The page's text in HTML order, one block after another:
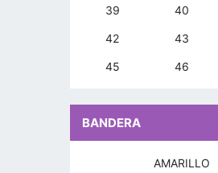
39 40
42 43
45 46
BANDERA
AMARILLO